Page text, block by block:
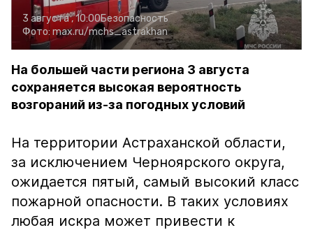
3 августа , 10:00Безопасность
Фото: max.ru/mchs_astrakhan
На большей части региона 3 августа
сохраняется высокая вероятность
возгораний из-за погодных условий
На территории Астраханской области,
за исключением Черноярского округа,
ожидается пятый, самый высокий класс
пожарной опасности. В таких условиях
любая искра может привести к